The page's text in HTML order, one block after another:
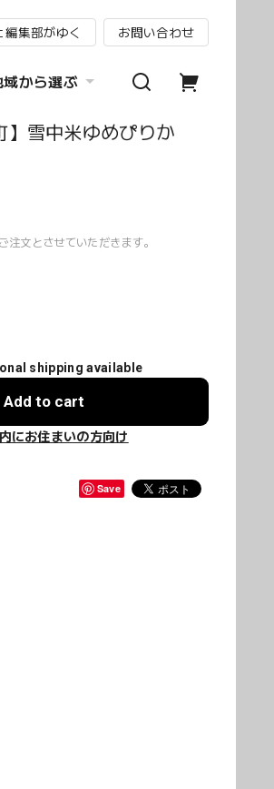
編集部がゆく お問い合わせ
域から選ぶ
】雪中米ゆめぴりか
文とさせていただきます。
shipping available
Add to cart
にお住まいの方向け
Save